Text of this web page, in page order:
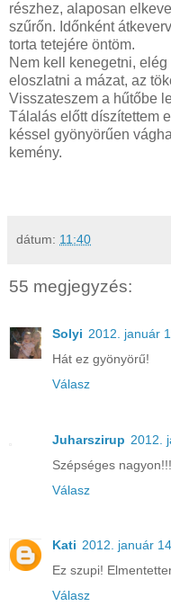
részhez, alaposan
szűrőn. Időnként
torta tetejére öntöm.
Nem kell kenegetni,
eloszlatni a mázat, az
Visszateszem a hűtőbe
Tálalás előtt díszítettem
késsel gyönyörűen
kemény.
dátum: 11:40
55 megjegyzés:
Solyi 2012. január
Hát ez gyönyörű!
Válasz
Juharszirup 2012.
Szépséges
Válasz
Kati 2012. január
Ez szupi!
Válasz